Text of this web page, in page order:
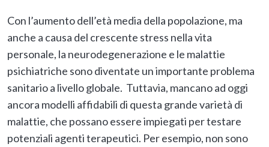
Con l’aumento dell’età media della popolazione, ma
anche a causa del crescente stress nella vita
personale, la neurodegenerazione e le malattie
psichiatriche sono diventate un importante problema
sanitario a livello globale. Tuttavia, mancano ad oggi
ancora modelli affidabili di questa grande varietà di
malattie, che possano essere impiegati per testare
potenziali agenti terapeutici. Per esempio, non sono